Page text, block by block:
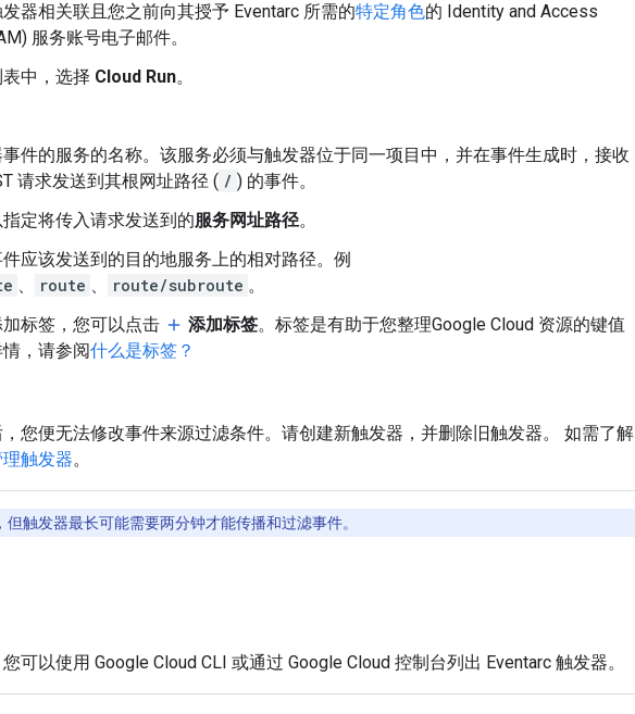
器相关联且您之前向其授予 Eventarc 所需的特定角色的 Identity and Access
服务账号电子邮件。
中，选择 Cloud Run。
件的服务的名称。该服务必须与触发器位于同一项目中，并在事件生成时，接收
请求发送到其根网址路径 ( / ) 的事件。
指定将传入请求发送到的服务网址路径。
应该发送到的目的地服务上的相对路径。例
、 route 、 route/subroute 。
加标签，您可以点击 add 添加标签。标签是有助于您整理Google Cloud 资源的键值
，请参阅什么是标签？
您便无法修改事件来源过滤条件。请创建新触发器，并删除旧触发器。 如需了解
触发器。
但触发器最长可能需要两分钟才能传播和过滤事件。
可以使用 Google Cloud CLI 或通过 Google Cloud 控制台列出 Eventarc 触发器。